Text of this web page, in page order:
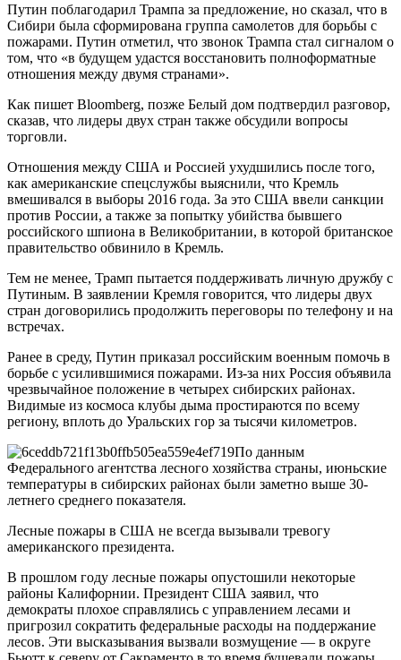
Путин поблагодарил Трампа за предложение, но сказал, что в
Сибири была сформирована группа самолетов для борьбы с
пожарами. Путин отметил, что звонок Трампа стал сигналом о
том, что «в будущем удастся восстановить полноформатные
отношения между двумя странами».
Как пишет Bloomberg, позже Белый дом подтвердил разговор,
сказав, что лидеры двух стран также обсудили вопросы
торговли.
Отношения между США и Россией ухудшились после того,
как американские спецслужбы выяснили, что Кремль
вмешивался в выборы 2016 года. За это США ввели санкции
против России, а также за попытку убийства бывшего
российского шпиона в Великобритании, в которой британское
правительство обвинило в Кремль.
Тем не менее, Трамп пытается поддерживать личную дружбу с
Путиным. В заявлении Кремля говорится, что лидеры двух
стран договорились продолжить переговоры по телефону и на
встречах.
Ранее в среду, Путин приказал российским военным помочь в
борьбе с усилившимися пожарами. Из-за них Россия объявила
чрезвычайное положение в четырех сибирских районах.
Видимые из космоса клубы дыма простираются по всему
региону, вплоть до Уральских гор за тысячи километров.
По данным
Федерального агентства лесного хозяйства страны, июньские
температуры в сибирских районах были заметно выше 30-
летнего среднего показателя.
Лесные пожары в США не всегда вызывали тревогу
американского президента.
В прошлом году лесные пожары опустошили некоторые
районы Калифорнии. Президент США заявил, что
демократы плохое справлялись с управлением лесами и
пригрозил сократить федеральные расходы на поддержание
лесов. Эти высказывания вызвали возмущение — в округе